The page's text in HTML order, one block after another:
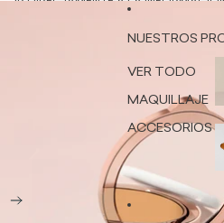
NUESTROS
VER TODO
MAQUILLAJE
ACCESORIOS